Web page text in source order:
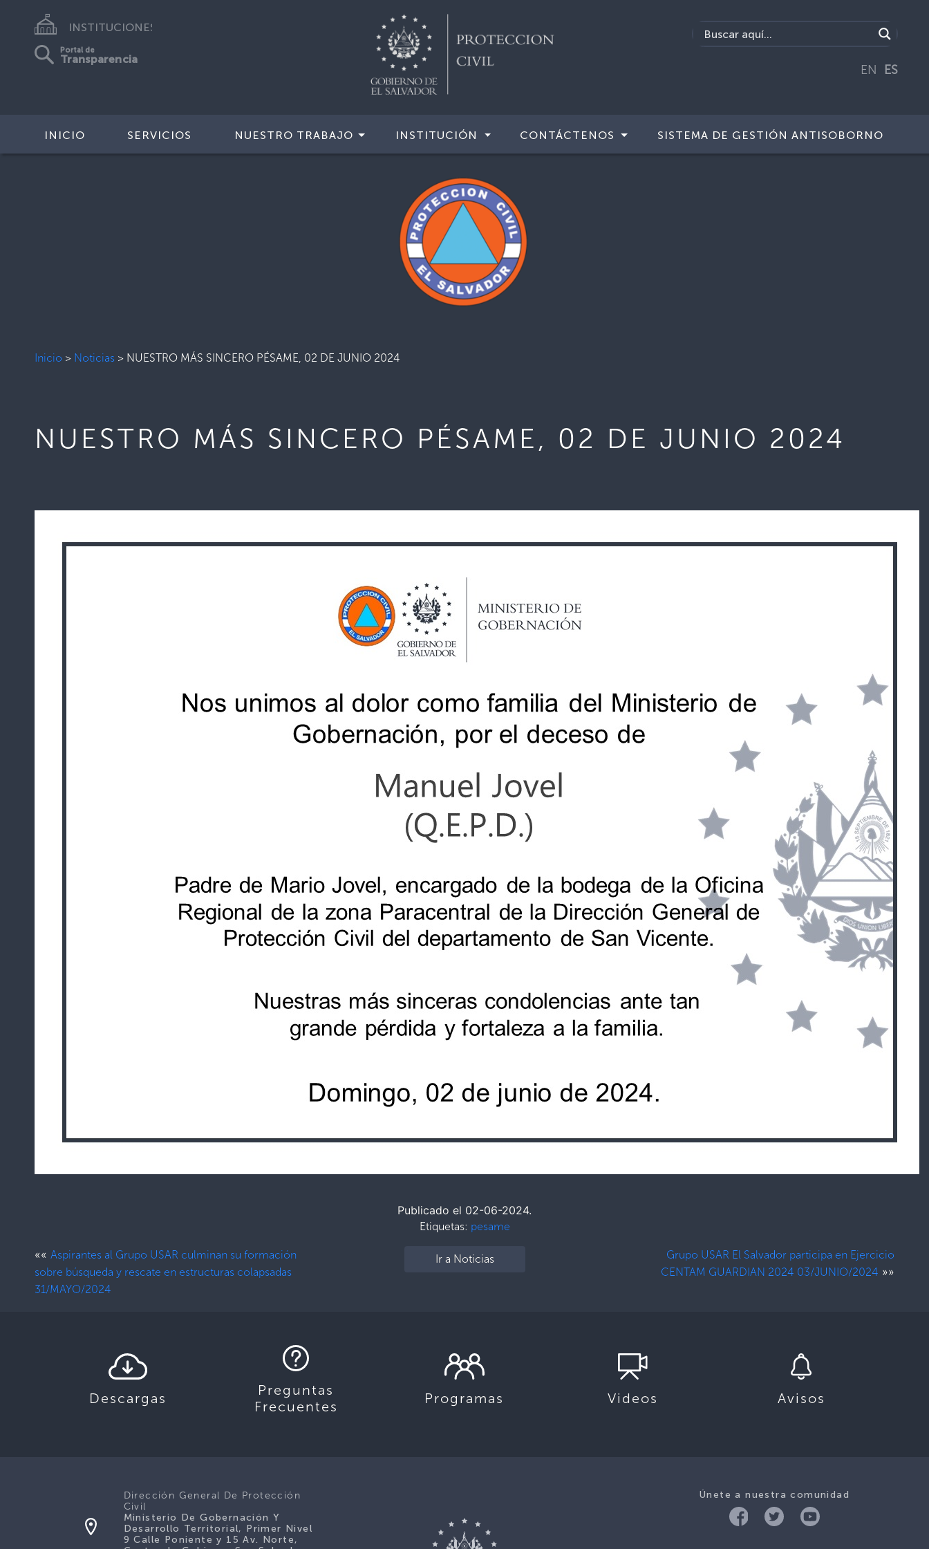
INSTITUCIONES
Portal de
Transparencia
EN ES
INICIO SERVICIOS NUESTRO TRABAJO INSTITUCIÓN CONTÁCTENOS SISTEMA DE GESTIÓN ANTISOBORNO
Inicio > Noticias > NUESTRO MÁS SINCERO PÉSAME, 02 DE JUNIO 2024
NUESTRO MÁS SINCERO PÉSAME, 02 DE JUNIO 2024
Publicado el 02-06-2024.
Etiquetas: pesame
«« Aspirantes al Grupo USAR culminan su formación
sobre búsqueda y rescate en estructuras colapsadas
31/MAYO/2024
Ir a Noticias
Grupo USAR El Salvador participa en Ejercicio
CENTAM GUARDIAN 2024 03/JUNIO/2024 »»
Descargas
Preguntas
Frecuentes
Programas Videos Avisos
Únete a nuestra comunidad
Dirección General De Protección
Civil
Ministerio De Gobernación Y
Desarrollo Territorial, Primer Nivel
9 Calle Poniente y 15 Av. Norte,